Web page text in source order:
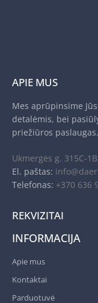
APIE MUS
Mes aprūpinsime
detalėmis, bei
priežiūros paslaugas.
Ukmergės g. 315C-
El. paštas:
Telefonas: +370 636
REKVIZITAI
INFORMACIJA
Apie mus
Kontaktai
Parduotuvė